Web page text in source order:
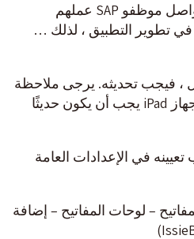
تطوير SAP في إسرائيل. يواصل موظفو SAP عملهم
تطوير التطبيق ، لذلك …
، فيجب تحديثه. يرجى ملاحظة
أن نظام التشغيل الخاص بجهاز iPad يجب أن يكون حديثًا
في الإعدادات العامة
– لوحات المفاتيح – إضافة